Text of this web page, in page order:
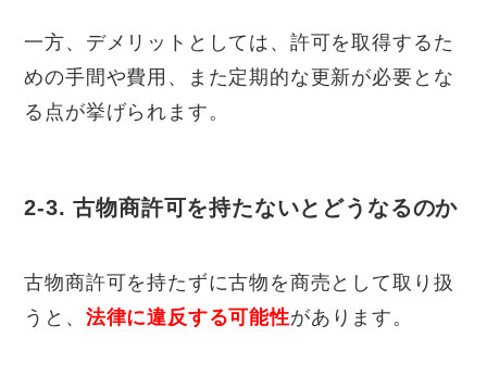
一方、デメリットとしては、許可を取得するた
めの手間や費用、また定期的な更新が必要とな
る点が挙げられます。
2-3. 古物商許可を持たないとどうなるのか
古物商許可を持たずに古物を商売として取り扱
うと、 法律に違反する可能性があります。